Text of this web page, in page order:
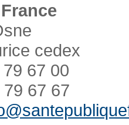
cedex
67 00
67 67